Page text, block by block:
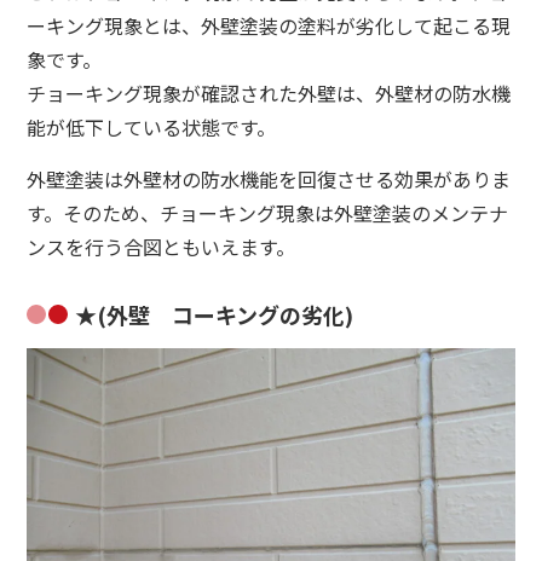
ーキング現象とは、外壁塗装の塗料が劣化して起こる現
象です。
チョーキング現象が確認された外壁は、外壁材の防水機
能が低下している状態です。
外壁塗装は外壁材の防水機能を回復させる効果がありま
す。そのため、チョーキング現象は外壁塗装のメンテナ
ンスを行う合図ともいえます。
★(外壁 コーキングの劣化)